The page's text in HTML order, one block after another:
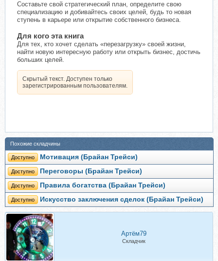
Составьте свой стратегический план, определите свою
специализацию и добивайтесь своих целей, будь то новая
ступень в карьере или открытие собственного бизнеса.
Для кого эта книга
Для тех, кто хочет сделать «перезагрузку» своей жизни,
найти новую интересную работу или открыть бизнес, достичь
больших целей.
Скрытый текст. Доступен только
зарегистрированным пользователям.
Похожие складчины
Доступно Мотивация (Брайан Трейси)
Доступно Переговоры (Брайан Трейси)
Доступно Правила богатства (Брайан Трейси)
Доступно Искусство заключения сделок (Брайан Трейси)
Артём79
Складчик